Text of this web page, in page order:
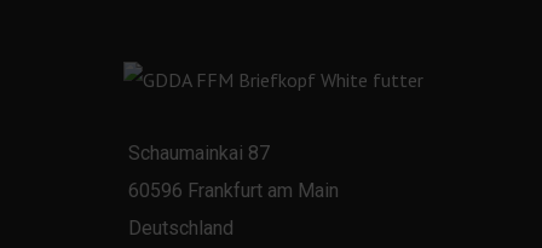
Schaumainkai 87
60596 Frankfurt am Main
Deutschland